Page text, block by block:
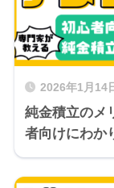
2026年1月14
純金積立のメ
者向けにわか